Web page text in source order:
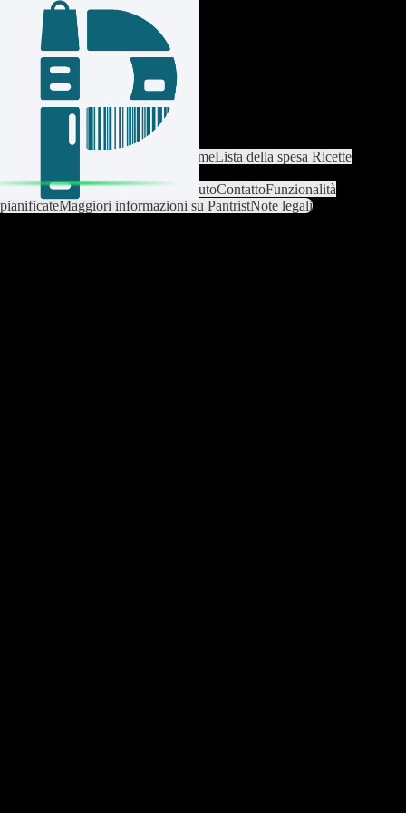
Accedi / Registrati
HomeLista della spesa Ricette
AnalisiImpostazioni Premium AiutoContattoFunzionalità
pianificateMaggiori informazioni su PantristNote legali